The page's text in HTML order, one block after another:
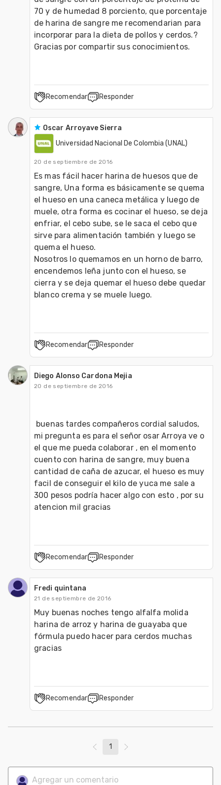
70 y de humedad 8 porciento, que porcentaje
de harina de sangre me recomendarian para
incorporar para la dieta de pollos y cerdos.?
Gracias por compartir sus conocimientos.
Recomendar Responder
Oscar Arroyave Sierra
Universidad Nacional De Colombia (UNAL)
20 de septiembre de 2016
Es mas fácil hacer harina de huesos que de
sangre, Una forma es básicamente se quema
el hueso en una caneca metálica y luego de
muele, otra forma es cocinar el hueso, se deja
enfriar, el cebo sube, se le saca el cebo que
sirve para alimentación también y luego se
quema el hueso.
Nosotros lo quemamos en un horno de barro,
encendemos leña junto con el hueso, se
cierra y se deja quemar el hueso debe quedar
blanco crema y se muele luego.
Recomendar Responder
Diego Alonso Cardona Mejia
20 de septiembre de 2016
mi pregunta es para el señor osar Arroya ve o
el que me pueda colaborar , en el momento
cuento con harina de sangre, muy buena
cantidad de caña de azucar, el hueso es muy
facil de conseguir el kilo de yuca me sale a
300 pesos podría hacer algo con esto , por su
atencion mil gracias
Recomendar Responder
Fredi quintana
21 de septiembre de 2016
Muy buenas noches tengo alfalfa molida
harina de arroz y harina de guayaba que
fórmula puedo hacer para cerdos muchas
gracias
Recomendar Responder
1